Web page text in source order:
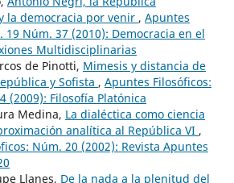
la democracia por venir , Apuntes
19 Núm. 37 (2010): Democracia en el
Multidisciplinarias
de Pinotti, Mimesis y distancia de
y Sofista , Apuntes Filosóficos:
(2009): Filosofía Platónica
Medina, La dialéctica como ciencia
analítica al República VI ,
Núm. 20 (2002): Revista Apuntes
Llanes, De la nada a la plenitud del